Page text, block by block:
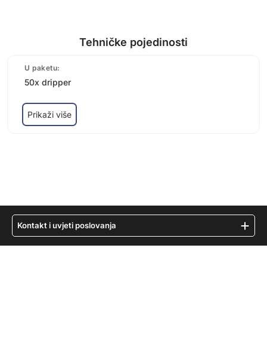
Tehničke pojedinosti
U paketu:
50x dripper
Prikaži više
Kontakt i uvjeti poslovanja